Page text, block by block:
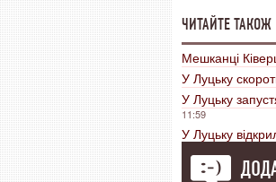
ЧИТАЙТЕ ТАКОЖ
Мешканці
У Луцьку
У Луцьку
11:59
У Луцьку